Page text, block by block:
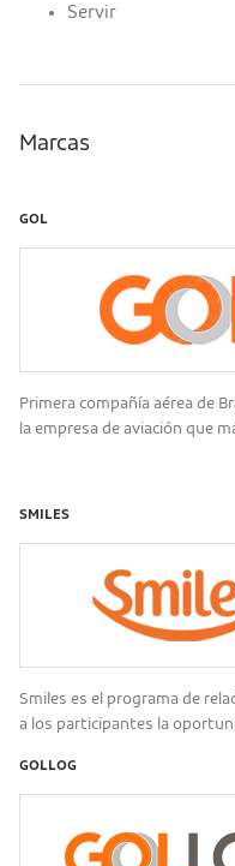
Servir
Marcas
GOL
Primera compañía aérea de
la empresa de aviación que
SMILES
Smiles es el programa de
a los participantes la
GOLLOG